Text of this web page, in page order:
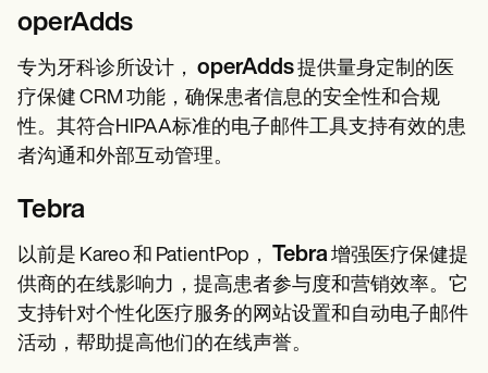
operAdds
专为牙科诊所设计， operAdds提供量身定制的医
疗保健 CRM 功能，确保患者信息的安全性和合规
性。其符合HIPAA标准的电子邮件工具支持有效的患
者沟通和外部互动管理。
Tebra
以前是 Kareo 和 PatientPop， Tebra增强医疗保健提
供商的在线影响力，提高患者参与度和营销效率。它
支持针对个性化医疗服务的网站设置和自动电子邮件
活动，帮助提高他们的在线声誉。